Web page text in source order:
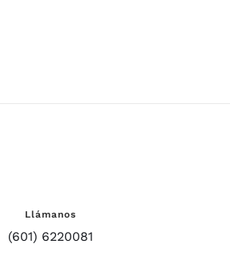
Llámanos
(601) 6220081